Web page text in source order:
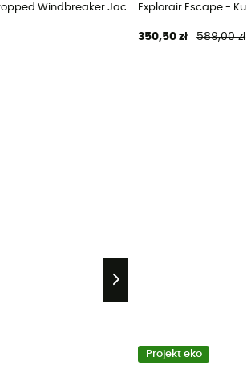
Windbreaker Jacket - Kurtka
Explorair Escape -
350,50 zł 589,00 zł
Projekt eko